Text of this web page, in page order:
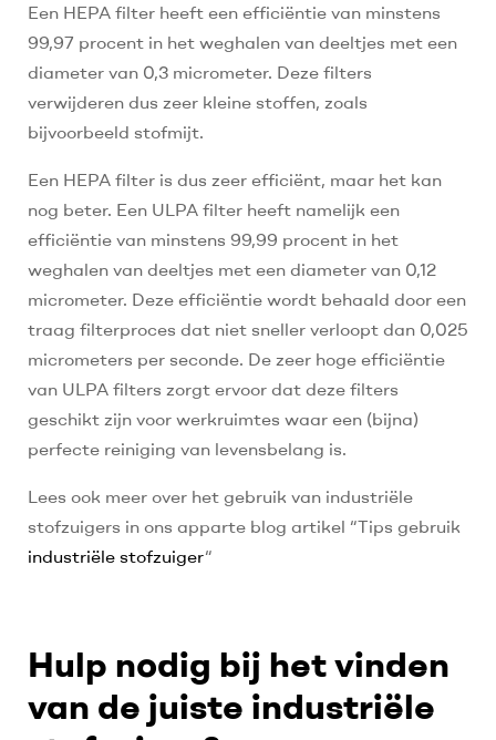
Een HEPA filter heeft een efficiëntie van minstens
99,97 procent in het weghalen van deeltjes met een
diameter van 0,3 micrometer. Deze filters
verwijderen dus zeer kleine stoffen, zoals
bijvoorbeeld stofmijt.
Een HEPA filter is dus zeer efficiënt, maar het kan
nog beter. Een ULPA filter heeft namelijk een
efficiëntie van minstens 99,99 procent in het
weghalen van deeltjes met een diameter van 0,12
micrometer. Deze efficiëntie wordt behaald door een
traag filterproces dat niet sneller verloopt dan 0,025
micrometers per seconde. De zeer hoge efficiëntie
van ULPA filters zorgt ervoor dat deze filters
geschikt zijn voor werkruimtes waar een (bijna)
perfecte reiniging van levensbelang is.
Lees ook meer over het gebruik van industriële
stofzuigers in ons apparte blog artikel “Tips gebruik
industriële stofzuiger“
Hulp nodig bij het vinden
van de juiste industriële